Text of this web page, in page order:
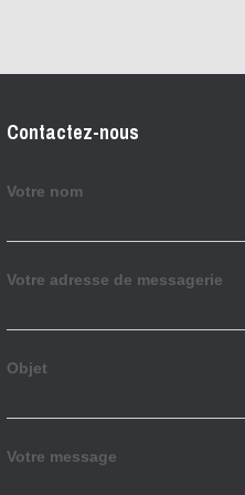
Contactez-nous
Votre nom
Votre adresse de messagerie
Objet
Votre message